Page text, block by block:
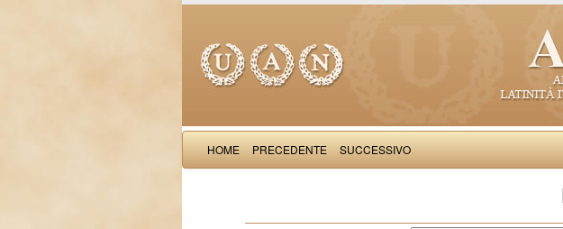
HOME PRECEDENTE SUCCESSIVO